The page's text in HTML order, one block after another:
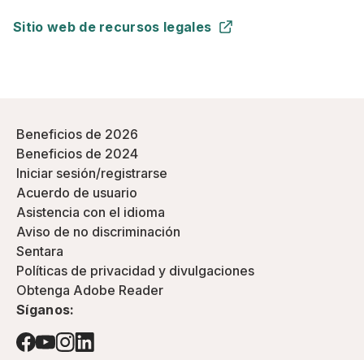
Sitio web de recursos legales
Beneficios de 2026
Beneficios de 2024
Iniciar sesión/registrarse
Acuerdo de usuario
Asistencia con el idioma
Aviso de no discriminación
Sentara
Políticas de privacidad y divulgaciones
Obtenga Adobe Reader
Síganos: